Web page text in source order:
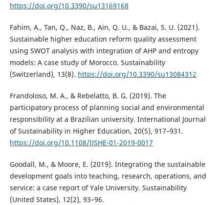
https://doi.org/10.3390/su13169168
Fahim, A., Tan, Q., Naz, B., Ain, Q. U., & Bazai, S. U. (2021).
Sustainable higher education reform quality assessment
using SWOT analysis with integration of AHP and entropy
models: A case study of Morocco. Sustainability
(Switzerland), 13(8). https://doi.org/10.3390/su13084312
Frandoloso, M. A., & Rebelatto, B. G. (2019). The
participatory process of planning social and environmental
responsibility at a Brazilian university. International Journal
of Sustainability in Higher Education, 20(5), 917–931.
https://doi.org/10.1108/IJSHE-01-2019-0017
Goodall, M., & Moore, E. (2019). Integrating the sustainable
development goals into teaching, research, operations, and
service: a case report of Yale University. Sustainability
(United States), 12(2), 93–96.